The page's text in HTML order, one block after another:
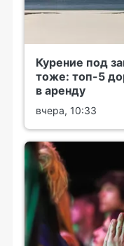
Курение под
тоже: топ-5
в аренду
вчера, 10:33